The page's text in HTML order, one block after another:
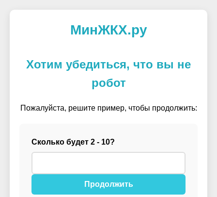
МинЖКХ.ру
Хотим убедиться, что вы не
робот
Пожалуйста, решите пример, чтобы продолжить:
Сколько будет 2 - 10?
Продолжить